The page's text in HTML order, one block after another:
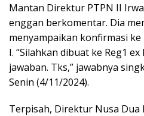
Mantan Direktur PTPN II
enggan berkomentar. Dia
menyampaikan konfirmasi ke
I. “Silahkan dibuat ke Reg1
jawaban. Tks,” jawabnya
Senin (4/11/2024).
Terpisah, Direktur Nusa